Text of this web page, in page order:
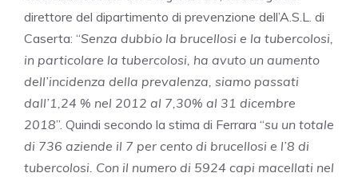
direttore del dipartimento di prevenzione dell’A.S.L. di
Caserta: “Senza dubbio la brucellosi e la tubercolosi,
in particolare la tubercolosi, ha avuto un aumento
dell’incidenza della prevalenza, siamo passati
dall’1,24 % nel 2012 al 7,30% al 31 dicembre
2018”. Quindi secondo la stima di Ferrara “su un totale
di 736 aziende il 7 per cento di brucellosi e l’8 di
tubercolosi. Con il numero di 5924 capi macellati nel